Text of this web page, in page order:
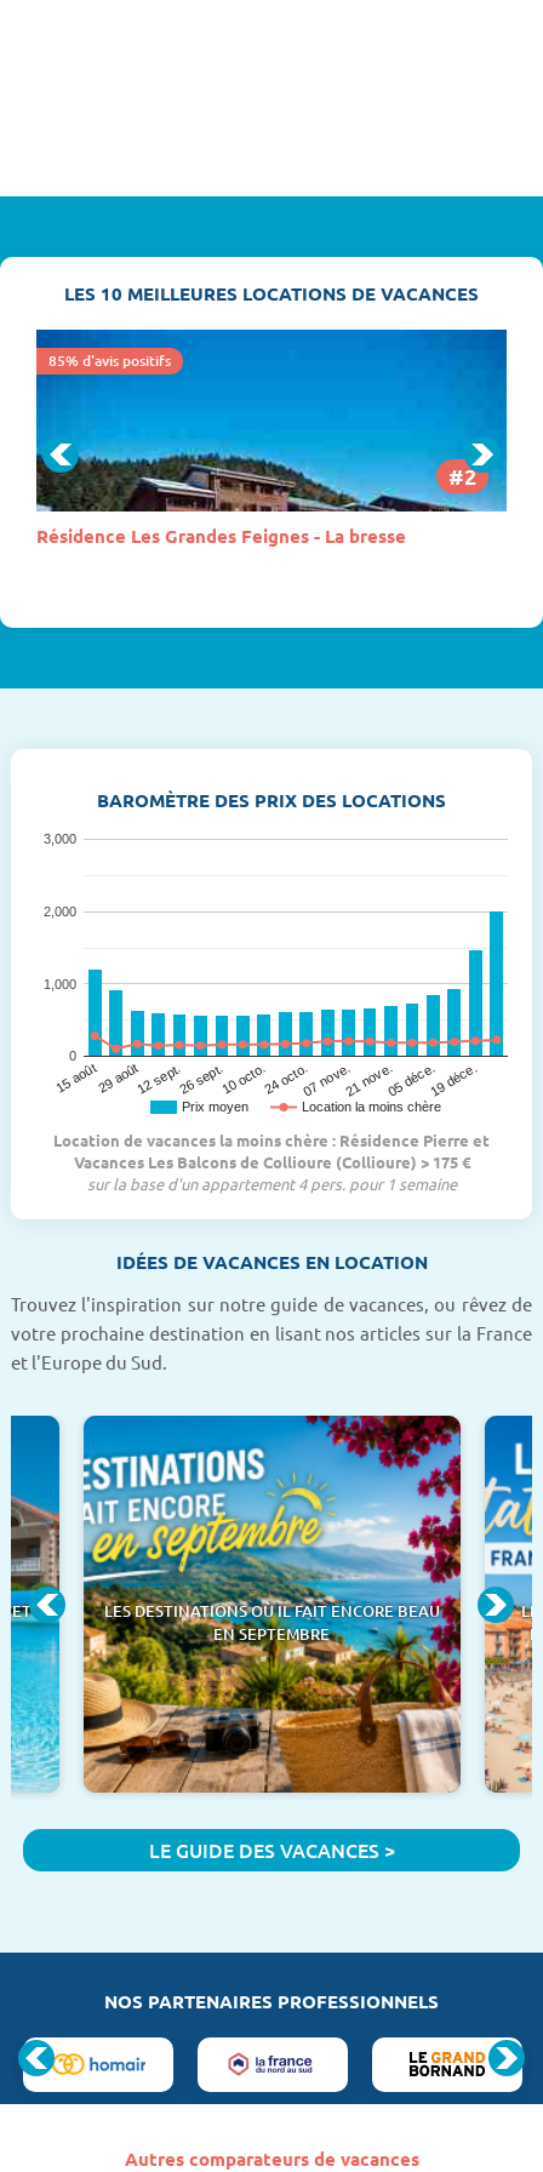
LES 10 MEILLEURES LOCATIONS DE VACANCES
85% d'avis positifs
#2
Résidence Les Grandes Feignes - La bresse
BAROMÈTRE DES PRIX DES LOCATIONS
Prix moyen Location la moins chère
15 août29 août12 sept.26 sept.10 octo.24 octo.07 nove.21 nove.05 déce.19 déce.
0
1,000
2,000
3,000
Location de vacances la moins chère : Résidence Pierre et
Vacances Les Balcons de Collioure (Collioure) > 175 €
sur la base d'un appartement 4 pers. pour 1 semaine
IDÉES DE VACANCES EN LOCATION
Trouvez l'inspiration sur notre guide de vacances, ou rêvez de
votre prochaine destination en lisant nos articles sur la France
et l'Europe du Sud.
LES DESTINATIONS OÙ IL FAIT ENCORE BEAU
EN SEPTEMBRE
LE GUIDE DES VACANCES >
NOS PARTENAIRES PROFESSIONNELS
Autres comparateurs de vacances